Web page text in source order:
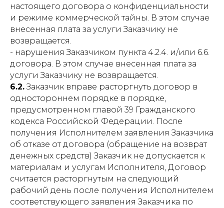
настоящего договора о конфиденциальности
и режиме коммерческой тайны. В этом случае
внесенная плата за услуги Заказчику не
возвращается.
- нарушения Заказчиком пункта 4.2.4. и/или 6.6.
договора. В этом случае внесенная плата за
услуги Заказчику не возвращается.
6.2.Заказчик вправе расторгнуть договор в
одностороннем порядке в порядке,
предусмотренном главой 39 Гражданского
кодекса Российской Федерации. После
получения Исполнителем заявления Заказчика
об отказе от договора (обращение на возврат
денежных средств) Заказчик не допускается к
материалам и услугам Исполнителя, Договор
считается расторгнутым на следующий
рабочий день после получения Исполнителем
соответствующего заявления Заказчика по